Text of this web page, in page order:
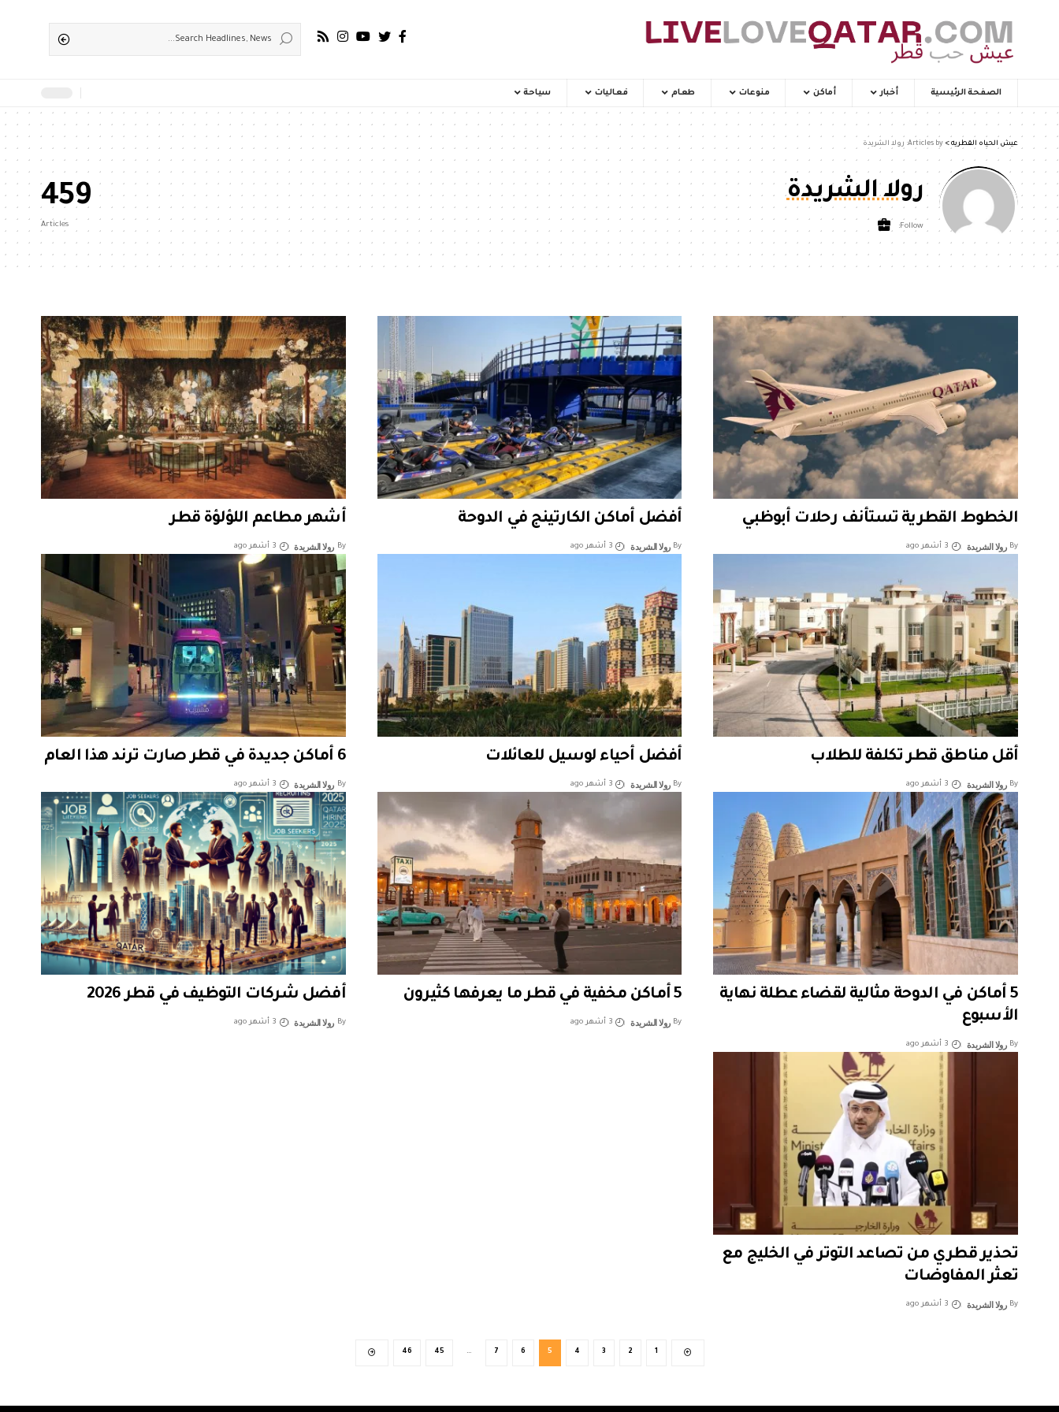
الصفحة الرئيسية أخبار أماكن منوعات طعام فعاليات سياحة
عيش الحياه القطريه > Articles by: رولا الشريدة
رولا الشريدة
Follow:
459
Articles
الخطوط القطرية تستأنف رحلات أبوظبي
By رولا الشريدة 3 أشهر ago
أفضل أماكن الكارتينج في الدوحة
By رولا الشريدة 3 أشهر ago
أشهر مطاعم اللؤلؤة قطر
By رولا الشريدة 3 أشهر ago
أقل مناطق قطر تكلفة للطلاب
By رولا الشريدة 3 أشهر ago
أفضل أحياء لوسيل للعائلات
By رولا الشريدة 3 أشهر ago
6 أماكن جديدة في قطر صارت ترند هذا العام
By رولا الشريدة 3 أشهر ago
5 أماكن في الدوحة مثالية لقضاء عطلة نهاية
الأسبوع
By رولا الشريدة 3 أشهر ago
5 أماكن مخفية في قطر ما يعرفها كثيرون
By رولا الشريدة 3 أشهر ago
أفضل شركات التوظيف في قطر 2026
By رولا الشريدة 3 أشهر ago
تحذير قطري من تصاعد التوتر في الخليج مع
تعثر المفاوضات
By رولا الشريدة 3 أشهر ago
1
2
3
4
5
6
7
…
45
46